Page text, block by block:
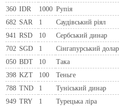
360 IDR 1000 Рупія
682 SAR 1 Саудівський ріял
941 RSD 10 Сербський динар
702 SGD 1 Сінгапурський долар
050 BDT 10 Така
398 KZT 100 Теньге
788 TND 1 Туніський динар
949 TRY 1 Турецька ліра